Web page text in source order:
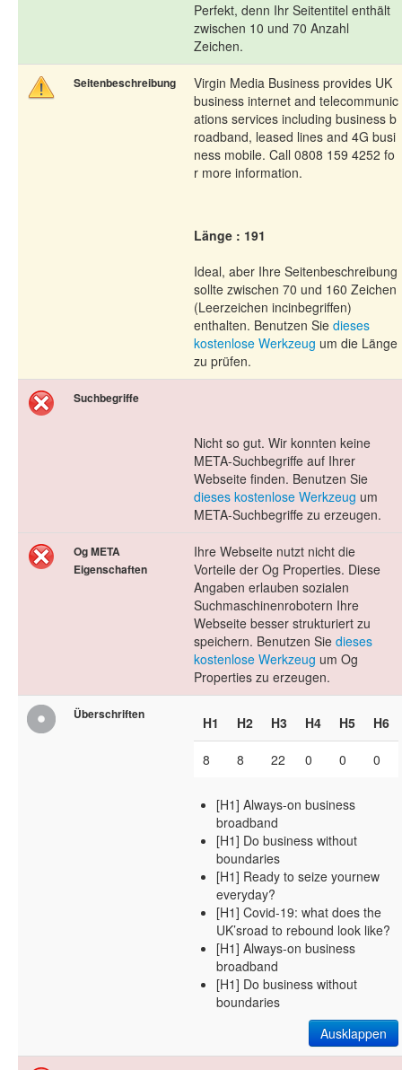
Perfekt, denn Ihr Seitentitel enthält
zwischen 10 und 70 Anzahl
Zeichen.
Seitenbeschreibung
Virgin Media Business provides UK
business internet and telecommunic
ations services including business b
roadband, leased lines and 4G busi
ness mobile. Call 0808 159 4252 fo
r more information.
Länge : 191
Ideal, aber Ihre Seitenbeschreibung
sollte zwischen 70 und 160 Zeichen
(Leerzeichen incinbegriffen)
enthalten. Benutzen Sie dieses
kostenlose Werkzeug um die Länge
zu prüfen.
Suchbegriffe
Nicht so gut. Wir konnten keine
META-Suchbegriffe auf Ihrer
Webseite finden. Benutzen Sie
dieses kostenlose Werkzeug um
META-Suchbegriffe zu erzeugen.
Og META
Eigenschaften
Ihre Webseite nutzt nicht die
Vorteile der Og Properties. Diese
Angaben erlauben sozialen
Suchmaschinenrobotern Ihre
Webseite besser strukturiert zu
speichern. Benutzen Sie dieses
kostenlose Werkzeug um Og
Properties zu erzeugen.
Überschriften H1 H2 H3 H4 H5 H6
8 8 22 0 0 0
[H1] Always-on business
broadband
[H1] Do business without
boundaries
[H1] Ready to seize yournew
everyday?
[H1] Covid-19: what does the
UK’sroad to rebound look like?
[H1] Always-on business
broadband
[H1] Do business without
boundaries
Ausklappen